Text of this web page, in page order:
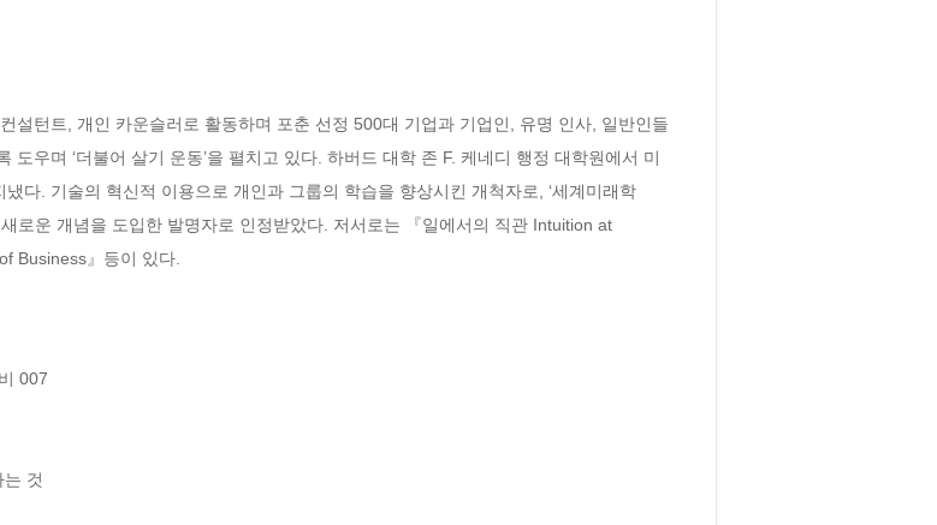
설턴트, 개인 카운슬러로 활동하며 포춘 선정 500대 기업과 기업인, 유명 인사, 일반인들
우며 ‘더불어 살기 운동’을 펼치고 있다. 하버드 대학 존 F. 케네디 행정 대학원에서 미
다. 기술의 혁신적 이용으로 개인과 그룹의 학습을 향상시킨 개척자로, ‘세계미래학
로운 개념을 도입한 발명자로 인정받았다. 저서로는 『일에서의 직관 Intuition at
Business』등이 있다.
007
것